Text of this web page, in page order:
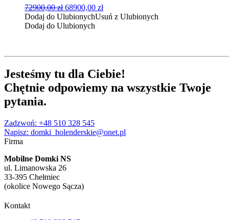
72900,00zł Pierwotna
cena
wynosiła:
68900,00 złAktualna
cena
Dodaj do UlubionychUsuń z Ulubionych
Dodaj do Ulubionych
Jesteśmy tu dla Ciebie!
Chętnie odpowiemy na wszystkie Twoje
pytania.
Zadzwoń: +48 510 328 545
Napisz: domki_holenderskie@onet.pl
Firma
Mobilne Domki NS
ul. Limanowska 26
33-395 Chełmiec
(okolice Nowego Sącza)
Kontakt